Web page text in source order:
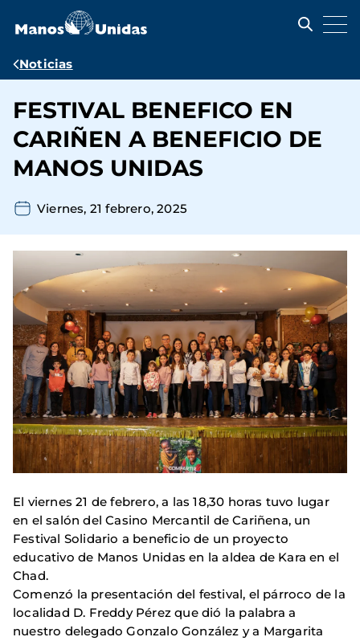
contenido
Ruta
navegación
Noticias
FESTIVAL BENEFICO EN
CARIÑEN A BENEFICIO DE
MANOS UNIDAS
Viernes, 21 febrero, 2025
El viernes 21 de febrero, a las 18,30 horas tuvo lugar
en el salón del Casino Mercantil de Cariñena, un
Festival Solidario a beneficio de un proyecto
educativo de Manos Unidas en la aldea de Kara en el
Chad.
Comenzó la presentación del festival, el párroco de la
localidad D. Freddy Pérez que dió la palabra a
nuestro delegado Gonzalo González y a Margarita